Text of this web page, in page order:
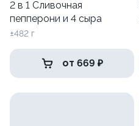
2 в 1 Сливочная
пепперони и 4 сыра
±482 г
от 669 ₽